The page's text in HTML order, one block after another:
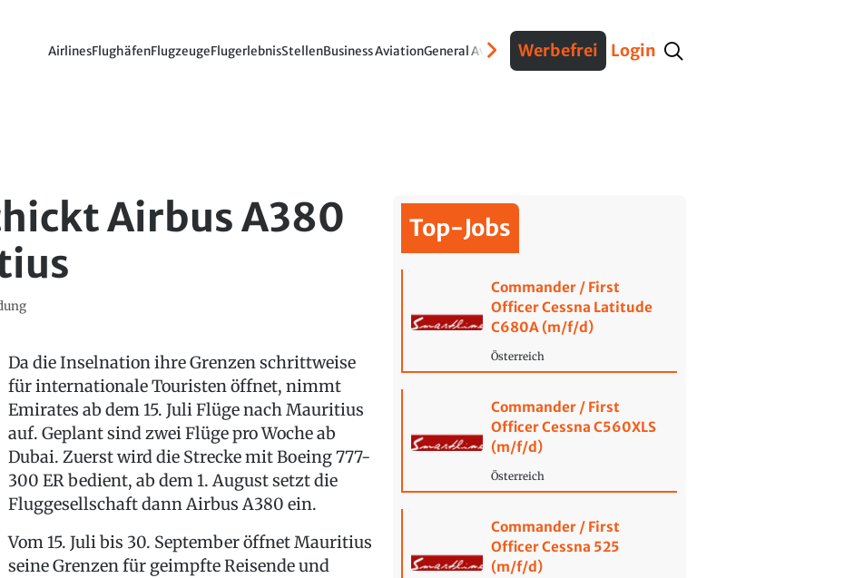
AirlinesFlughäfenFlugzeugeFlugerlebnisStellenBusiness AviationGeneral AviationVerteidigungInterviews Fracht
Werbefrei Login
Airbus A380
Da die Inselnation ihre Grenzen schrittweise
für internationale Touristen öffnet, nimmt
Emirates ab dem 15. Juli Flüge nach Mauritius
auf. Geplant sind zwei Flüge pro Woche ab
Dubai. Zuerst wird die Strecke mit Boeing 777-
300 ER bedient, ab dem 1. August setzt die
Fluggesellschaft dann Airbus A380 ein.
Vom 15. Juli bis 30. September öffnet Mauritius
seine Grenzen für geimpfte Reisende und
Top-Jobs
Commander / First
Officer Cessna Latitude
C680A (m/f/d)
Österreich
Commander / First
Officer Cessna C560XLS
(m/f/d)
Österreich
Commander / First
Officer Cessna 525
(m/f/d)